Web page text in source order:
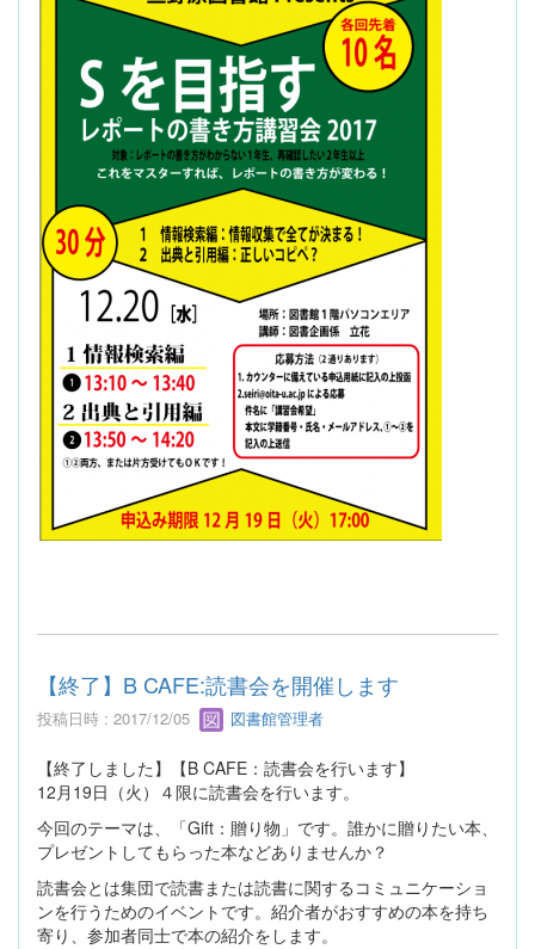
【終了】B CAFE:読書会を開催します
投稿日時 : 2017/12/05 図書館管理者
【終了しました】【B CAFE：読書会を行います】
12月19日（火）４限に読書会を行います。
今回のテーマは、「Gift：贈り物」です。誰かに贈りたい本、
プレゼントしてもらった本などありませんか？
読書会とは集団で読書または読書に関するコミュニケーショ
ンを行うためのイベントです。紹介者がおすすめの本を持ち
寄り、参加者同士で本の紹介をします。